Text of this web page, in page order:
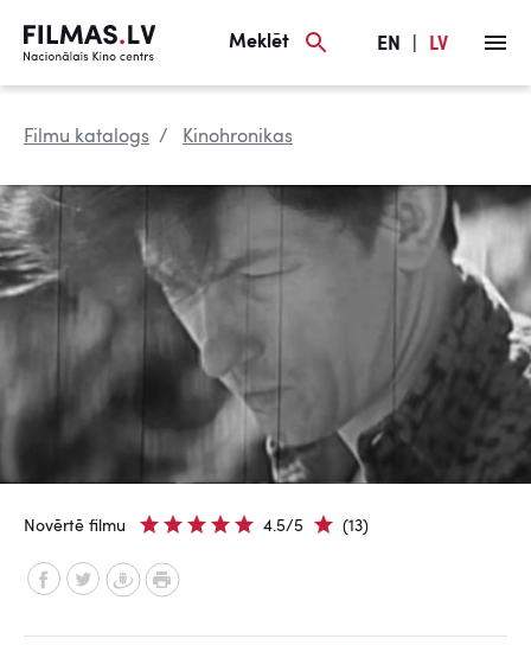
Meklēt EN LV
Filmu katalogs Kinohronikas
Novērtē filmu 4.5/5 (13)